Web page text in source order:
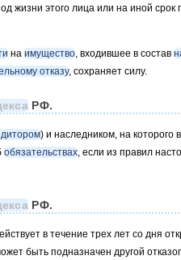
жизни этого лица или на иной
на имущество, входившее в состав
отказу, сохраняет силу.
РФ.
) и наследником, на которого
обязательствах, если из правил
РФ.
в течение трех лет со дня
быть подназначен другой